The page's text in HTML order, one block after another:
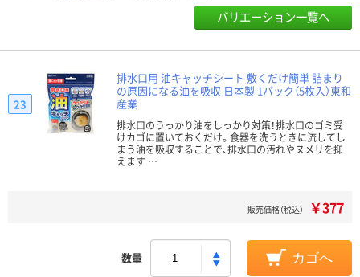
バリエーション一覧へ
排水口用 油キャッチシート 敷くだけ簡単 詰まり
の原因になる油を吸収 日本製 1パック（5枚入）東和
産業
排水口のうっかり油をしっかり対策！排水口のゴミ受
けカゴに置いておくだけ。食器を洗うときに流してし
まう油を吸収することで、排水口の汚れやヌメリを抑
えます …
23
販売価格（税込） ￥377
数量 カゴへ